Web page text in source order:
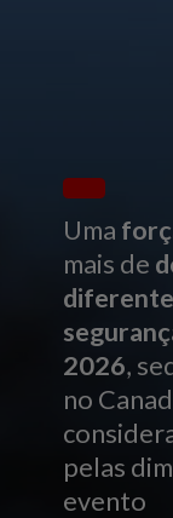
Uma
mais de
2026,
no
pelas
evento